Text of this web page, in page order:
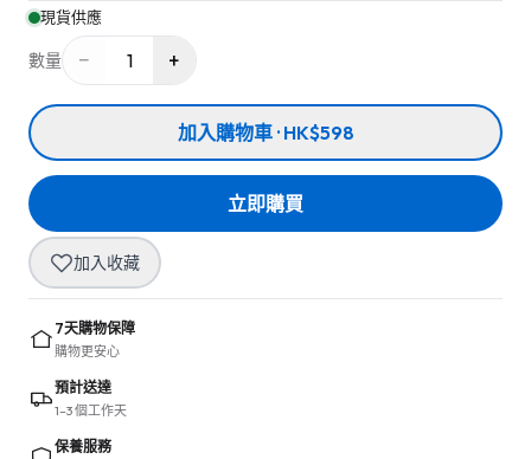
現貨供應
數量 − 1 +
加入購物車 · HK$598
立即購買
加入收藏
7天購物保障
購物更安心
預計送達
1–3 個工作天
保養服務